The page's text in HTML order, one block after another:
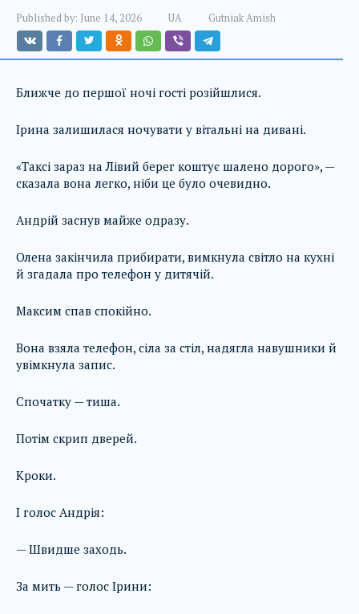
Published by: June 14, 2026 UA Gutniak Amish
Ближче до першої ночі гості розійшлися.
Ірина залишилася ночувати у вітальні на дивані.
«Таксі зараз на Лівий берег коштує шалено дорого», —
сказала вона легко, ніби це було очевидно.
Андрій заснув майже одразу.
Олена закінчила прибирати, вимкнула світло на кухні
й згадала про телефон у дитячій.
Максим спав спокійно.
Вона взяла телефон, сіла за стіл, надягла навушники й
увімкнула запис.
Спочатку — тиша.
Потім скрип дверей.
Кроки.
І голос Андрія:
— Швидше заходь.
За мить — голос Ірини: